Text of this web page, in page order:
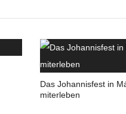
Das Johannisfest in
miterleben